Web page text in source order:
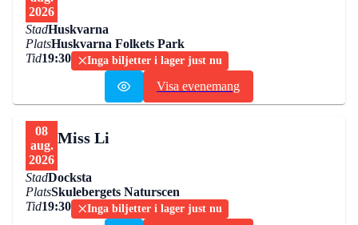
2026
StadHuskvarna
PlatsHuskvarna Folkets Park
Tid19:30 Inga biljetter i lager just nu
Visa evenemang
08
aug.
2026
Miss Li
StadDocksta
PlatsSkulebergets Naturscen
Tid19:30 Inga biljetter i lager just nu